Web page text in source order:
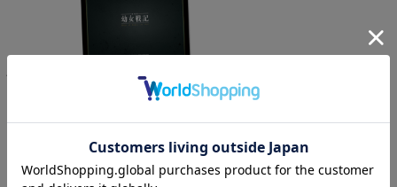
1 / 1ページ（全13件）